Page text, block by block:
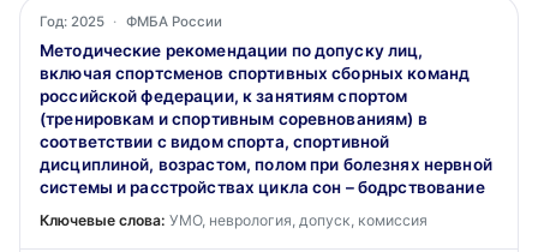
Год: 2025 · ФМБА России
Методические рекомендации по допуску лиц,
включая спортсменов спортивных сборных команд
российской федерации, к занятиям спортом
(тренировкам и спортивным соревнованиям) в
соответствии с видом спорта, спортивной
дисциплиной, возрастом, полом при болезнях нервной
системы и расстройствах цикла сон – бодрствование
Ключевые слова: УМО, неврология, допуск, комиссия